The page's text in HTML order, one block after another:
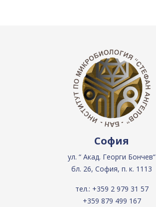
София
ул. “ Акад. Георги Бончев“
бл. 26, София, п. к. 1113
тел.: +359 2 979 31 57
+359 879 499 167